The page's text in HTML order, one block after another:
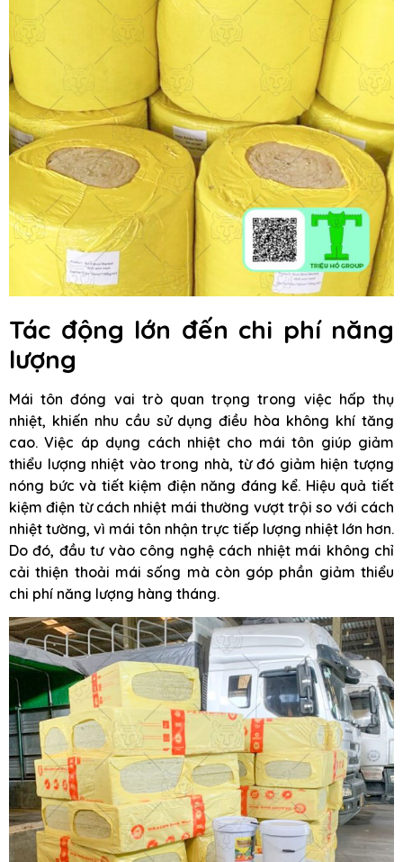
Tác động lớn đến chi phí năng
lượng
Mái tôn đóng vai trò quan trọng trong việc hấp thụ
nhiệt, khiến nhu cầu sử dụng điều hòa không khí tăng
cao. Việc áp dụng cách nhiệt cho mái tôn giúp giảm
thiểu lượng nhiệt vào trong nhà, từ đó giảm hiện tượng
nóng bức và tiết kiệm điện năng đáng kể. Hiệu quả tiết
kiệm điện từ cách nhiệt mái thường vượt trội so với cách
nhiệt tường, vì mái tôn nhận trực tiếp lượng nhiệt lớn hơn.
Do đó, đầu tư vào công nghệ cách nhiệt mái không chỉ
cải thiện thoải mái sống mà còn góp phần giảm thiểu
chi phí năng lượng hàng tháng.